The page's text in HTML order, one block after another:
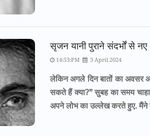
सृजन यानी पुराने संदर्भों से
14:53:PM 3 April 2024
लेकिन अगले दिन बातों का
सकते हैं क्या?” सुबह का समय
अपने लोभ का उल्लेख करते हुए.